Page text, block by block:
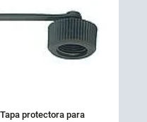
protectora para